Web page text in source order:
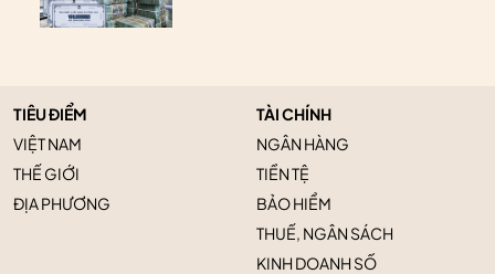
TIÊU ĐIỂM
VIỆT NAM
THẾ GIỚI
ĐỊA PHƯƠNG
TÀI CHÍNH
NGÂN HÀNG
TIỀN TỆ
BẢO HIỂM
THUẾ, NGÂN SÁCH
KINH DOANH SỐ